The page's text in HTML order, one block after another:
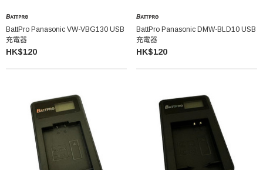
BattPro Panasonic VW-VBG130 USB
充電器
HK$120
BattPro Panasonic DMW-BLD10 USB
充電器
HK$120